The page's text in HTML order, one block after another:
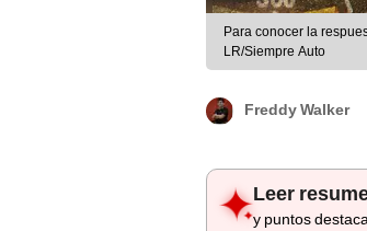
Para conocer la
LR/Siempre Auto
Freddy Walker
Leer
y puntos